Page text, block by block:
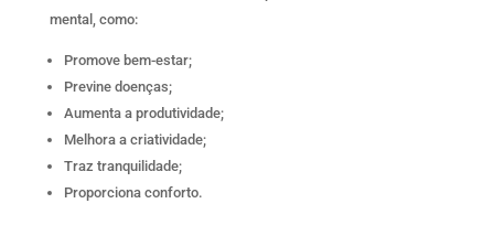
mental, como:
Promove bem-estar;
Previne doenças;
Aumenta a produtividade;
Melhora a criatividade;
Traz tranquilidade;
Proporciona conforto.